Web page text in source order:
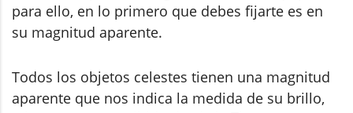
para ello, en lo primero que debes fijarte es en
su magnitud aparente.
Todos los objetos celestes tienen una magnitud
aparente que nos indica la medida de su brillo,